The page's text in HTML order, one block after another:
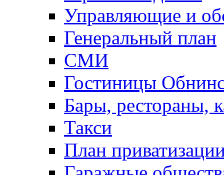
Управляющие и
Генеральный план
СМИ
Гостиницы
Бары, рестораны,
Такси
План